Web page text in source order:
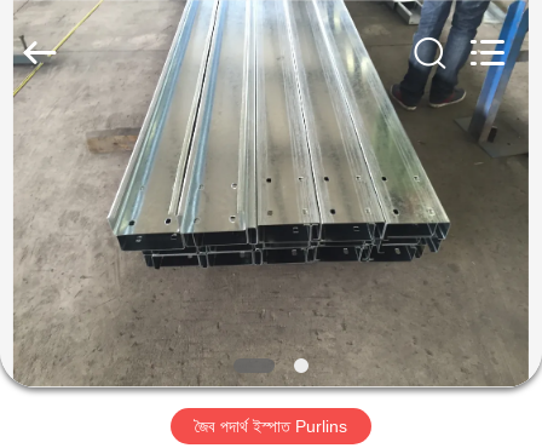
বাড়ি
পণ্য
ভিডিও
ভিআর
শো
Qingdao
KaFa
Fabrication
Co.,
Ltd..
Rights
Reserved.
জৈব পদার্থ ইস্পাত Purlins